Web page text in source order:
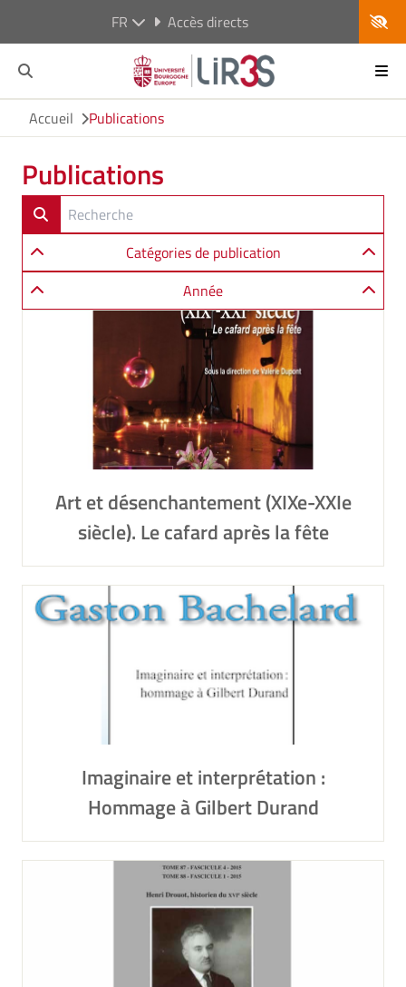
FR Accès directs
Accueil Publications
Publications
Catégories de publication
Année
Art et désenchantement (XIXe-XXIe
siècle). Le cafard après la fête
Imaginaire et interprétation :
Hommage à Gilbert Durand